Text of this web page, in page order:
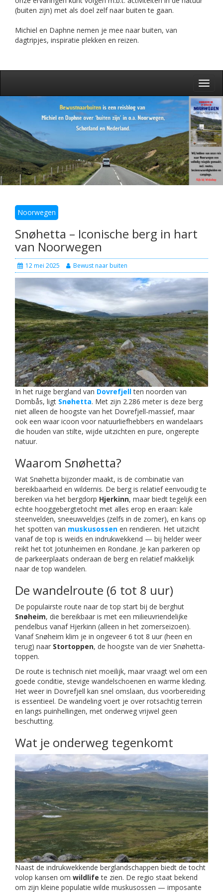
(buiten zijn) met als doel zelf naar buiten te gaan.
Michiel en Daphne nemen je mee naar buiten, van
dagtripjes, inspiratie plekken en reizen.
Noorwegen
Snøhetta – Iconische berg in hart
van Noorwegen
12 mei 2025 Bewust naar buiten
In het ruige bergland van Dovrefjell ten noorden van
Dombås, ligt Snøhetta. Met zijn 2.286 meter is deze berg
niet alleen de hoogste van het Dovrefjell-massief, maar
ook een waar icoon voor natuurliefhebbers en wandelaars
die houden van stilte, wijde uitzichten en pure, ongerepte
natuur.
Waarom Snøhetta?
Wat Snøhetta bijzonder maakt, is de combinatie van
bereikbaarheid en wildernis. De berg is relatief eenvoudig te
bereiken via het bergdorp Hjerkinn, maar biedt tegelijk een
echte hooggebergtetocht met alles erop en eraan: kale
steenvelden, sneeuwveldjes (zelfs in de zomer), en kans op
het spotten van muskusossen en rendieren. Het uitzicht
vanaf de top is weids en indrukwekkend — bij helder weer
reikt het tot Jotunheimen en Rondane. Je kan parkeren op
de parkeerplaats onderaan de berg en relatief makkelijk
naar de top wandelen.
De wandelroute (6 tot 8 uur)
De populairste route naar de top start bij de berghut
Snøheim, die bereikbaar is met een milieuvriendelijke
pendelbus vanaf Hjerkinn (alleen in het zomerseizoen).
Vanaf Snøheim klim je in ongeveer 6 tot 8 uur (heen en
terug) naar Stortoppen, de hoogste van de vier Snøhetta-
toppen.
De route is technisch niet moeilijk, maar vraagt wel om een
goede conditie, stevige wandelschoenen en warme kleding.
Het weer in Dovrefjell kan snel omslaan, dus voorbereiding
is essentieel. De wandeling voert je over rotsachtig terrein
en langs puinhellingen, met onderweg vrijwel geen
beschutting.
Wat je onderweg tegenkomt
Naast de indrukwekkende berglandschappen biedt de tocht
volop kansen om wildlife te zien. De regio staat bekend
om zijn kleine populatie wilde muskusossen — imposante